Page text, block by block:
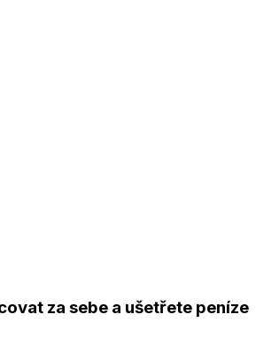
za sebe a ušetřete peníze